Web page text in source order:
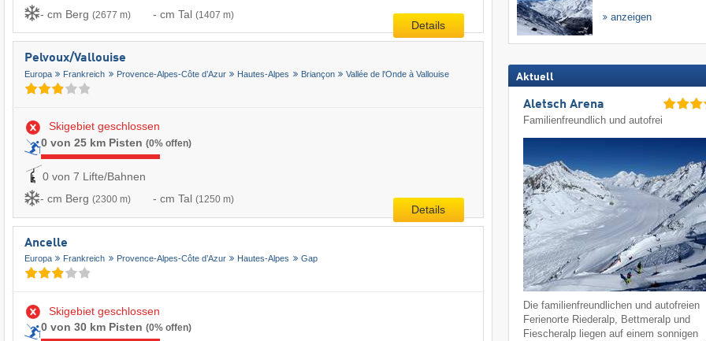
- cm Berg (2677 m) - cm Tal (1407 m)
Details
Pelvoux/​Vallouise
Europa Frankreich Provence-Alpes-Côte d’Azur Hautes-Alpes Briançon Vallée de l'Onde à Vallouise
Skigebiet geschlossen
0 von 25 km Pisten (0% offen)
0 von 7 Lifte/Bahnen
- cm Berg (2300 m) - cm Tal (1250 m)
Details
Ancelle
Europa Frankreich Provence-Alpes-Côte d’Azur Hautes-Alpes Gap
Skigebiet geschlossen
0 von 30 km Pisten (0% offen)
anzeigen
Aktuell
Aletsch Arena
Familienfreundlich und autofrei
Die familienfreundlichen und autofreien
Ferienorte Riederalp, Bettmeralp und
Fiescheralp liegen auf einem sonnigen